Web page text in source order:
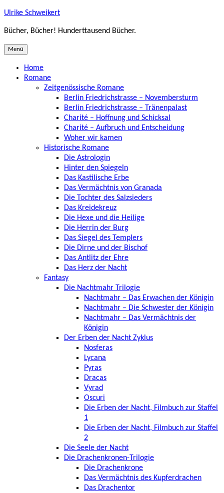
Zum
springen
Ulrike Schweikert
Bücher, Bücher! Hunderttausend Bücher.
Menü
Home
Romane
Zeitgenössische Romane
Berlin Friedrichstrasse – Novembersturm
Berlin Friedrichstrasse – Tränenpalast
Charité – Hoffnung und Schicksal
Charité – Aufbruch und Entscheidung
Woher wir kamen
Historische Romane
Die Astrologin
Hinter den Spiegeln
Das Kastilische Erbe
Das Vermächtnis von Granada
Die Tochter des Salzsieders
Das Kreidekreuz
Die Hexe und die Heilige
Die Herrin der Burg
Das Siegel des Templers
Die Dirne und der Bischof
Das Antlitz der Ehre
Das Herz der Nacht
Fantasy
Die Nachtmahr Trilogie
Nachtmahr – Das Erwachen der Königin
Nachtmahr – Die Schwester der Königin
Nachtmahr – Das Vermächtnis der
Königin
Der Erben der Nacht Zyklus
Nosferas
Lycana
Pyras
Dracas
Vyrad
Oscuri
Die Erben der Nacht, Filmbuch zur Staffel
1
Die Erben der Nacht, Filmbuch zur Staffel
2
Die Seele der Nacht
Die Drachenkronen-Trilogie
Die Drachenkrone
Das Vermächtnis des Kupferdrachen
Das Drachentor